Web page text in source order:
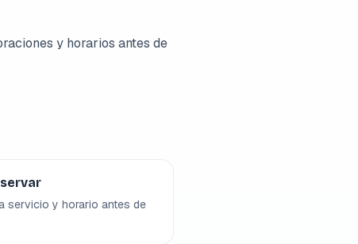
y horarios antes de
servicio y horario antes de